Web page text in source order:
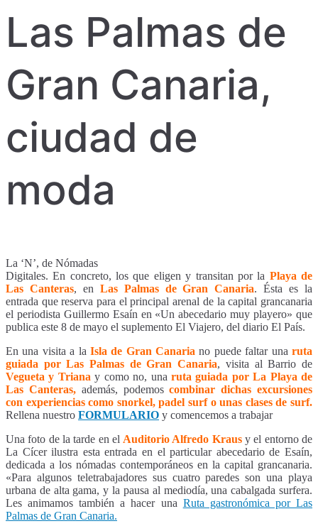
Las Palmas de
Gran Canaria,
ciudad de
moda
La ‘N’, de Nómadas
Digitales. En concreto, los que eligen y transitan por la Playa de
Las Canteras, en Las Palmas de Gran Canaria. Ésta es la
entrada que reserva para el principal arenal de la capital grancanaria
el periodista Guillermo Esaín en «Un abecedario muy playero» que
publica este 8 de mayo el suplemento El Viajero, del diario El País.
En una visita a la Isla de Gran Canaria no puede faltar unaruta
guiada por Las Palmas de Gran Canaria, visita al Barrio de
Vegueta y Triana y como no, una ruta guiada por La Playa de
Las Canteras,además, podemoscombinar dichas excursiones
con experiencias como snorkel, padel surf o unas clases de surf.
Rellena nuestro FORMULARIO y comencemos a trabajar
Una foto de la tarde en el Auditorio Alfredo Krausy el entorno de
La Cícer ilustra esta entrada en el particular abecedario de Esaín,
dedicada a los nómadas contemporáneos en la capital grancanaria.
«Para algunos teletrabajadores sus cuatro paredes son una playa
urbana de alta gama, y la pausa al mediodía, una cabalgada surfera.
Les animamos también a hacer una Ruta gastronómica por Las
Palmas de Gran Canaria.